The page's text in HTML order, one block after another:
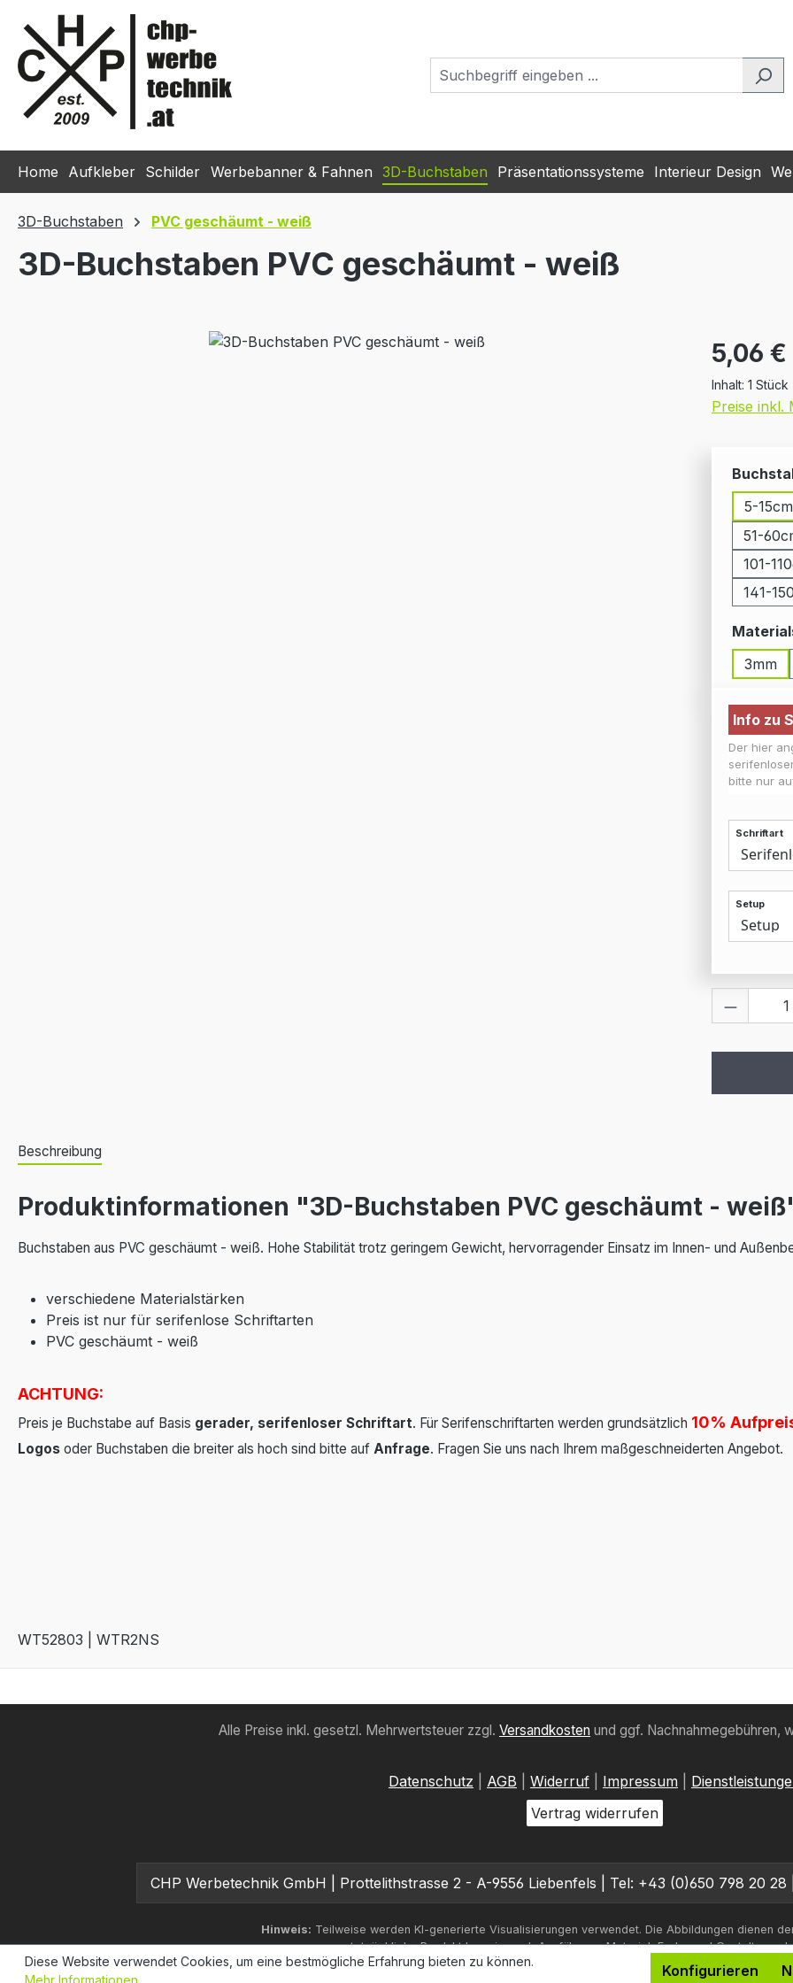
Hauptinhalt springen
Zur Suche springen
Zur Hauptnavigation springen
Home Aufkleber Schilder Werbebanner & Fahnen 3D-Buchstaben Präsentationssysteme Interieur Design
3D-Buchstaben PVC geschäumt - weiß
3D-Buchstaben PVC geschäumt - weiß
Regulärer
5,06 €
Inhalt: 1 Stück
Preise inkl.
5-15cm
51-
101-
141-
3mm
Info zu
Der hier
bitte nur
Schriftart
Setup
Beschreibung
Produktinformationen "3D-Buchstaben PVC geschäumt -
Buchstaben aus PVC geschäumt - weiß. Hohe Stabilität trotz geringem Gewicht, hervorragender Einsatz im Innen- und
verschiedene Materialstärken
Preis ist nur für serifenlose Schriftarten
PVC geschäumt - weiß
ACHTUNG:
Preis je Buchstabe auf Basis gerader, serifenloser Schriftart. Für Serifenschriftarten werden grundsätzlich 10%
Logos oder Buchstaben die breiter als hoch sind bitte auf Anfrage. Fragen Sie uns nach Ihrem maßgeschneiderten Angebot.
WT52803 | WTR2NS
Alle Preise inkl. gesetzl. Mehrwertsteuer zzgl. Versandkosten und ggf. Nachnahmegebühren,
Datenschutz AGB Widerruf Impressum
Vertrag widerrufen
CHP Werbetechnik GmbH | Prottelithstrasse 2 - A-9556 Liebenfels | Tel: +43 (0)650 798 20 28
Hinweis: Teilweise werden KI-generierte Visualisierungen verwendet. Die Abbildungen dienen
tatsächliche Produkt kann je nach Ausführung, Material, Farbe und Gestaltung
Diese Website verwendet Cookies, um eine bestmögliche Erfahrung bieten zu können.
Mehr Informationen ...
Konfigurieren